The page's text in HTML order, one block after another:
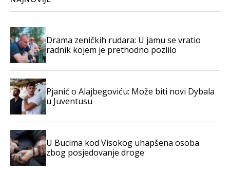
Drama zeničkih rudara: U jamu se vratio
radnik kojem je prethodno pozlilo
Pjanić o Alajbegoviću: Može biti novi Dybala
u Juventusu
U Bucima kod Visokog uhapšena osoba
zbog posjedovanje droge